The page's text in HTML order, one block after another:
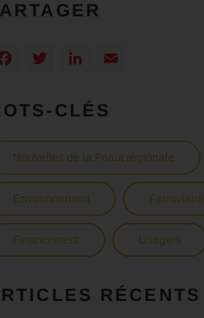
Facebook
TwitterLinkedIn
CLÉS
Nouvelles de la Fnaut régionale
Environnement Ferroviaire
Financement Usagers
RÉCENTS